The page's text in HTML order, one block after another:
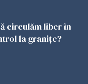
Fiscului din
circulăm liber în
la granițe?